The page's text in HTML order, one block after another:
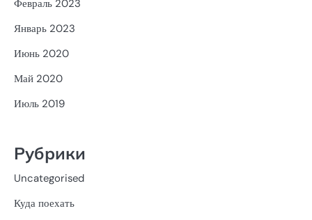
Февраль 2023
Январь 2023
Июнь 2020
Май 2020
Июль 2019
Рубрики
Uncategorised
Куда поехать